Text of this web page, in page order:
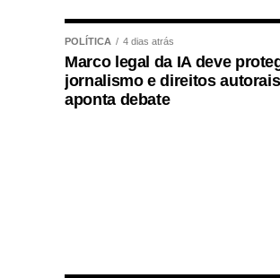
legislativo, analista
Durante a visita,
Selecon e destacou a
“Eu, em nome do
de concursos
POLÍTICA 4 dias atrás
Marco legal da IA deve
jornalismo e direitos
aponta debate